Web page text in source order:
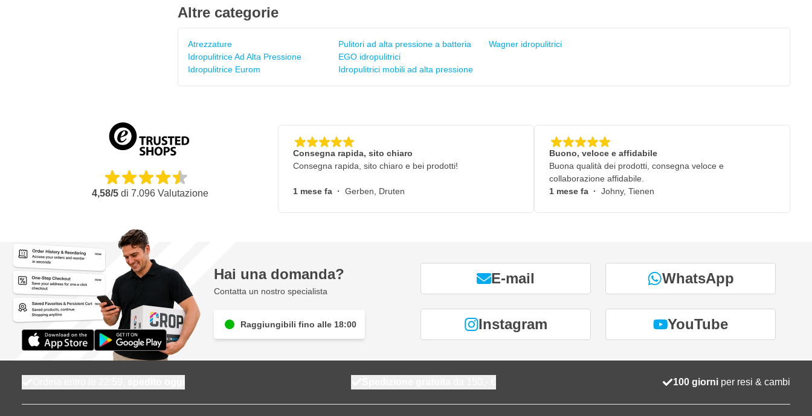
Altre categorie
Atrezzature
Idropulitrice Ad Alta Pressione
Idropulitrice Eurom
Pulitori ad alta pressione a batteria
EGO idropulitrici
Idropulitrici mobili ad alta pressione
Wagner idropulitrici
4,58/5di 7.096Valutazione
Consegna rapida, sito chiaro
Consegna rapida, sito chiaro e bei prodotti!
1 mese fa · Gerben, Druten
Buono, veloce e affidabile
Buona qualità dei prodotti, consegna veloce e
collaborazione affidabile.
1 mese fa · Johny, Tienen
Hai una domanda?
Contatta un nostro specialista
Raggiungibili fino alle 18:00
E-mail WhatsApp
Instagram YouTube
100 giorni per resi & cambi